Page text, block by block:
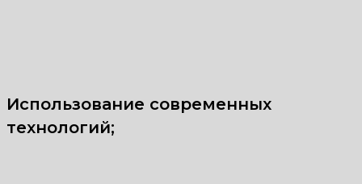
Использование современных
технологий;